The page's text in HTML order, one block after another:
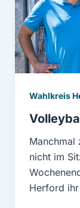
Wahlkreis
Manchmal
nicht im
Herford